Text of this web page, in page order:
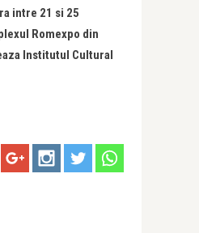
intre 21 si 25
Romexpo din
Institutul Cultural